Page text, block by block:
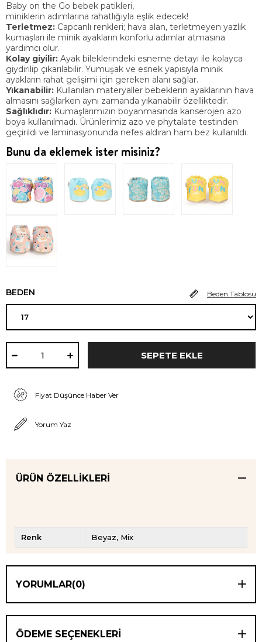
Baby on the Go bebek patikleri,
miniklerin adımlarına rahatlığıyla eşlik edecek!
Terletmez: Capcanlı renkleri; hava alan, terletmeyen yazlık
kumaşları ile minik ayakların konforlu adımlar atmasına
yardımcı olur.
Kolay giyilir: Ayak bileklerindeki esneme detayı ile kolayca
giydirilip çıkarılabilir. Yumuşak ve esnek yapısıyla minik
ayakların rahat gelişimi için gereken alanı sağlar.
Yıkanabilir: Kullanılan materyaller bebeklerin ayaklarının hava
almasını sağlarken aynı zamanda yıkanabilir özelliktedir.
Sağlıklıdır: Kumaşlarımızın boyanmasında kanserojen azo
boya kullanılmadı. Ürünlerimiz azo ve phytalate testinden
geçirildi ve laminasyonunda nefes aldıran ham bez kullanıldı.
Bunu da eklemek ister misiniz?
BEDEN Beden Tablosu
Fiyat Düşünce Haber Ver
Yorum Yaz
ÜRÜN ÖZELLIKLERI
Renk Beyaz Mix
YORUMLAR(0)
ÖDEME SEÇENEKLERI